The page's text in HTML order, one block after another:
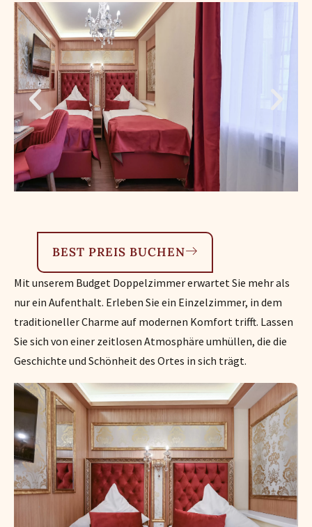
Mit unserem Budget Doppelzimmer erwartet Sie mehr als
nur ein Aufenthalt. Erleben Sie ein Einzelzimmer, in dem
traditioneller Charme auf modernen Komfort trifft. Lassen
Sie sich von einer zeitlosen Atmosphäre umhüllen, die die
Geschichte und Schönheit des Ortes in sich trägt.
BEST PREIS BUCHEN